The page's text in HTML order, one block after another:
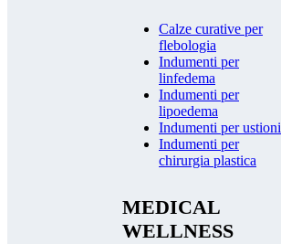
Calze curative per
flebologia
Indumenti per
linfedema
Indumenti per
lipoedema
Indumenti per ustioni
Indumenti per
chirurgia plastica
MEDICAL
WELLNESS